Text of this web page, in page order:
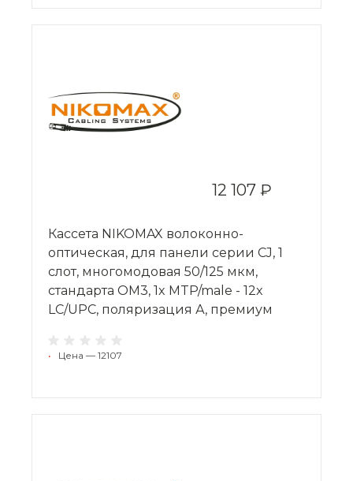
12 107 ₽
Кассета NIKOMAX волоконно-
оптическая, для панели серии CJ, 1
слот, многомодовая 50/125 мкм,
стандарта OM3, 1x MTP/male - 12x
LC/UPC, поляризация А, премиум
• Цена — 12107